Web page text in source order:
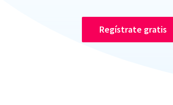
Regístrate gratis